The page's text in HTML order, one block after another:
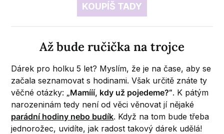
KOUPÍŠ TADY
Až bude ručička na trojce
Dárek pro holku 5 let? Myslím, že je na čase, aby se
začala seznamovat s hodinami. Však určitě znáte ty
věčné otázky: „Mamííí, kdy už pojedeme?“. K pátým
narozeninám tedy není od věci věnovat jí nějaké
parádní hodiny nebo budík. Když na tom bude třeba
jednorožec, uvidíte, jak radost takový dárek udělá!